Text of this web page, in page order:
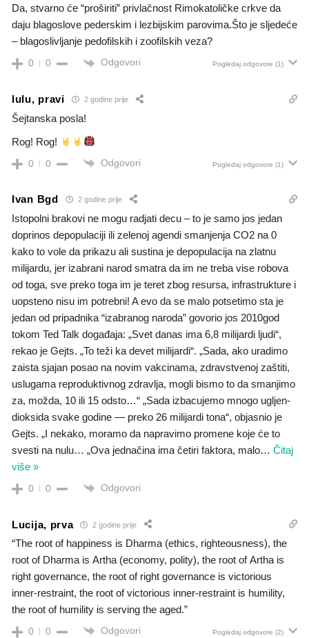
Da, stvarno će “proširiti” privlačnost Rimokatoličke crkve da
daju blagoslove pederskim i lezbijskim parovima.Što je sljedeće
– blagoslivljanje pedofilskih i zoofilskih veza?
0 0 Odgovori Pogledaj odgovore (1)
luIu, pravi 2 godine prije
Šejtanska posla!
Rog! Rog!
0 0 Odgovori Pogledaj odgovore (1)
Ivan Bgd 2 godine prije
Istopolni brakovi ne mogu radjati decu – to je samo jos jedan
doprinos depopulaciji ili zelenoj agendi smanjenja CO2 na 0
kako to vole da prikazu ali sustina je depopulacija na zlatnu
milijardu, jer izabrani narod smatra da im ne treba vise robova
od toga, sve preko toga im je teret zbog resursa, infrastrukture i
uopsteno nisu im potrebni! A evo da se malo potsetimo sta je
jedan od pripadnika “izabranog naroda” govorio jos 2010god
tokom Ted Talk događaja: „Svet danas ima 6,8 milijardi ljudi“,
rekao je Gejts. „To teži ka devet milijardi“. „Sada, ako uradimo
zaista sjajan posao na novim vakcinama, zdravstvenoj zaštiti,
uslugama reproduktivnog zdravlja, mogli bismo to da smanjimo
za, možda, 10 ili 15 odsto…“ „Sada izbacujemo mnogo ugljen-
dioksida svake godine — preko 26 milijardi tona“, objasnio je
Gejts. „I nekako, moramo da napravimo promene koje će to
svesti na nulu… „Ova jednačina ima četiri faktora, malo… Čitaj
više »
0 0 Odgovori
Lucija, prva 2 godine prije
“The root of happiness is Dharma (ethics, righteousness), the
root of Dharma is Artha (economy, polity), the root of Artha is
right governance, the root of right governance is victorious
inner-restraint, the root of victorious inner-restraint is humility,
the root of humility is serving the aged.”
0 0 Odgovori Pogledaj odgovore (2)